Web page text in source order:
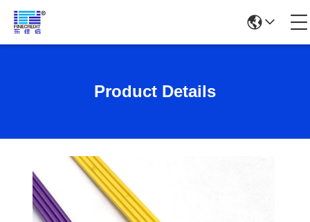
Product Details